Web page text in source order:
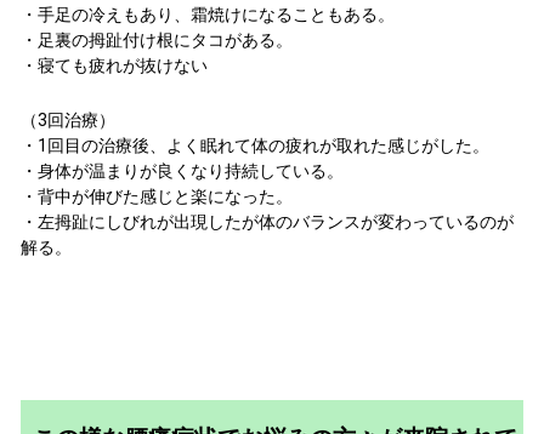
・手足の冷えもあり、霜焼けになることもある。
・足裏の拇趾付け根にタコがある。
・寝ても疲れが抜けない
（3回治療）
・1回目の治療後、よく眠れて体の疲れが取れた感じがした。
・身体が温まりが良くなり持続している。
・背中が伸びた感じと楽になった。
・左拇趾にしびれが出現したが体のバランスが変わっているのが
解る。